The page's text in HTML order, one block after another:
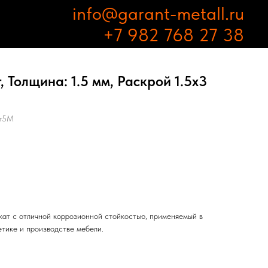
info@garant-metall.ru
+7 982 768 27 38
1.5 мм, Раскрой 1.5х3
с отличной коррозионной стойкостью, применяемый в
и производстве мебели.